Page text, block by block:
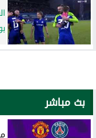
بث مباشر